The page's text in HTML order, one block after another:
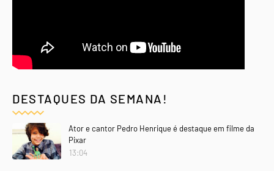
DESTAQUES DA SEMANA!
Ator e cantor Pedro Henrique é destaque em filme da
Pixar
13:04